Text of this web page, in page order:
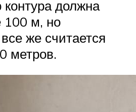
должна
100 м, но
же считается
метров.